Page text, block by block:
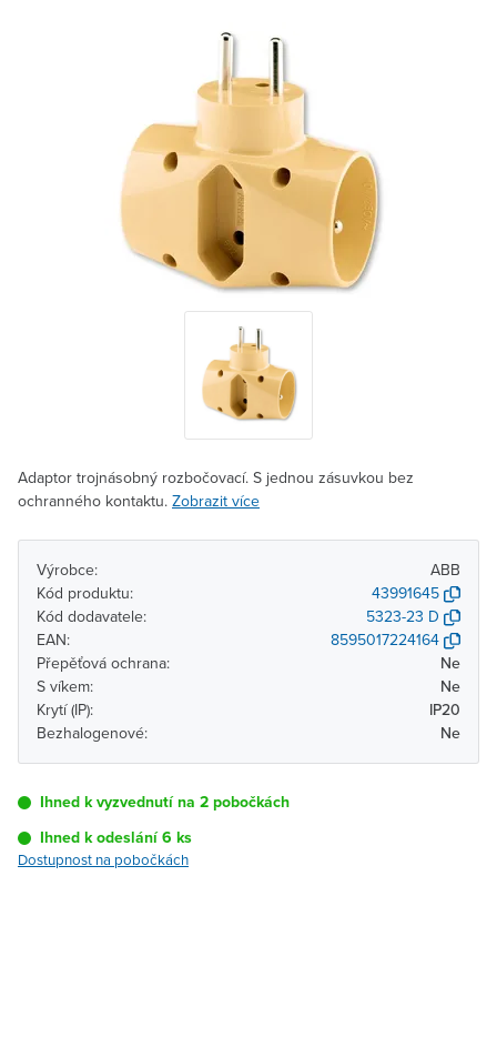
Adaptor trojnásobný rozbočovací. S jednou zásuvkou bez
ochranného kontaktu. Zobrazit více
Výrobce:
ABB
Kód produktu:
43991645
Kód dodavatele:
5323-23 D
EAN:
8595017224164
Přepěťová ochrana:
Ne
S víkem:
Ne
Krytí (IP):
IP20
Bezhalogenové:
Ne
Ihned k vyzvednutí na 2 pobočkách
Ihned k odeslání 6 ks
Dostupnost na pobočkách